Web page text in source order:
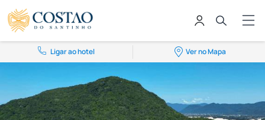
Ligar ao hotel Ver no Mapa